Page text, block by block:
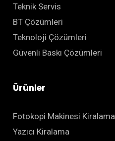
Teknik Servis
BT Çözümleri
Teknoloji Çözümleri
Güvenli Baskı Çözümleri
Ürünler
Fotokopi Makinesi Kiralama
Yazıcı Kiralama